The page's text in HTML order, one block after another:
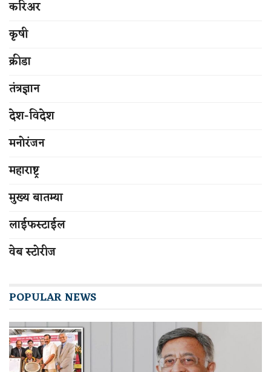
करिअर
कृषी
क्रीडा
तंत्रज्ञान
देश-विदेश
मनोरंजन
महाराष्ट्र
मुख्य बातम्या
लाईफस्टाईल
वेब स्टोरीज
POPULAR NEWS